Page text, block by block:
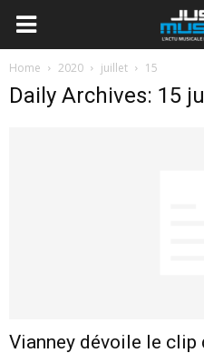
Home 2020 juillet 15
Daily Archives: 15
Vianney dévoile le clip